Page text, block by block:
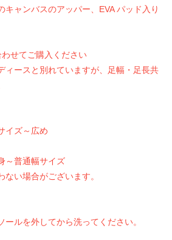
キャンバスのアッパー、EVA パッド入り
せてご購入ください
ィースと別れていますが、足幅・足長共
イズ～広め
～普通幅サイズ
い場合がございます。
ルを外してから洗ってください。